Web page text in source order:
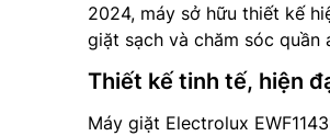
2024, máy sở hữu thiết kế
giặt sạch và chăm sóc
Thiết kế tinh tế, hiện
Máy giặt Electrolux